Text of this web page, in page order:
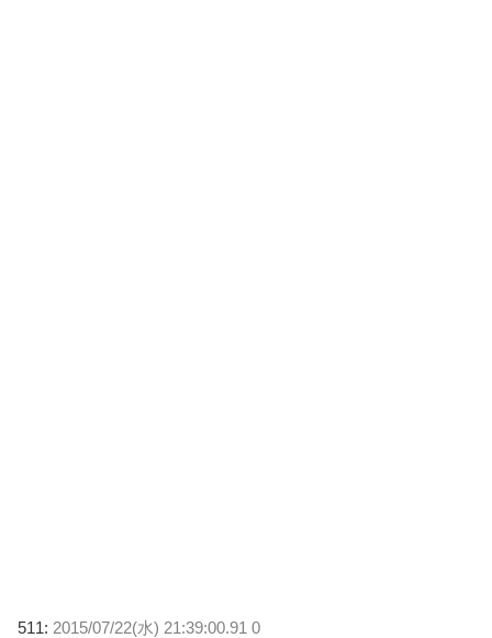
511: 2015/07/22(水) 21:39:00.91 0